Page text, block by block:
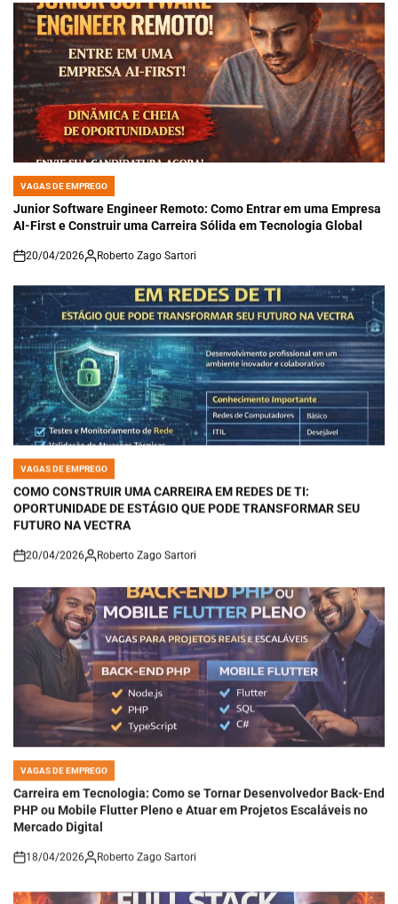
POSTED
VAGAS DE EMPREGO
Junior Software Engineer Remoto: Como Entrar em uma Empresa
AI-First e Construir uma Carreira Sólida em Tecnologia Global
on
20/04/2026 Roberto Zago Sartori
POSTED
IN
VAGAS DE EMPREGO
COMO CONSTRUIR UMA CARREIRA EM REDES DE TI:
OPORTUNIDADE DE ESTÁGIO QUE PODE TRANSFORMAR SEU
FUTURO NA VECTRA
on
20/04/2026 Roberto Zago Sartori
POSTED
Carreira em Tecnologia: Como se Tornar Desenvolvedor Back-End
PHP ou Mobile Flutter Pleno e Atuar em Projetos Escaláveis no
Mercado Digital
on